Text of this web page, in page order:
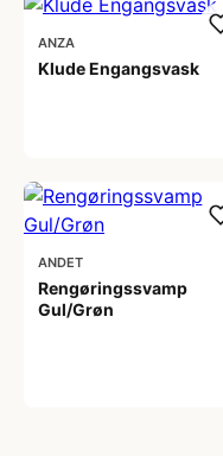
ANZA
Klude Engangsvask
ANDET
Rengøringssvamp
Gul/Grøn